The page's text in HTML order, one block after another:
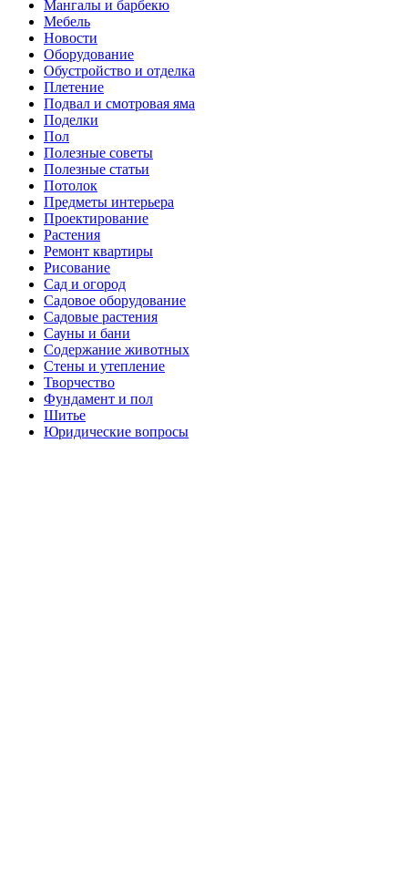
Мангалы и барбекю
Мебель
Новости
Оборудование
Обустройство и отделка
Плетение
Подвал и смотровая яма
Поделки
Пол
Полезные советы
Полезные статьи
Потолок
Предметы интерьера
Проектирование
Растения
Ремонт квартиры
Рисование
Сад и огород
Садовое оборудование
Садовые растения
Сауны и бани
Содержание животных
Стены и утепление
Творчество
Фундамент и пол
Шитье
Юридические вопросы